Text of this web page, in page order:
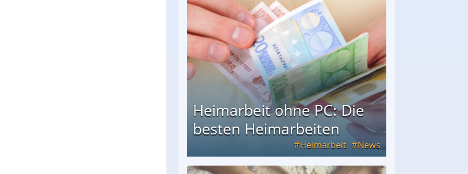
Heimarbeit ohne PC: Die
besten Heimarbeiten
Heimarbeit News